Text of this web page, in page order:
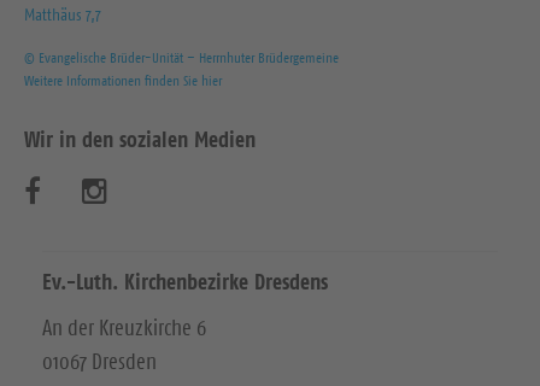
Matthäus 7,7
© Evangelische Brüder-Unität – Herrnhuter Brüdergemeine
Weitere Informationen finden Sie hier
Wir in den sozialen Medien
s
u
c
s
u
c
Ev.-Luth. Kirchenbezirke Dresdens
An der Kreuzkirche 6
01067 Dresden